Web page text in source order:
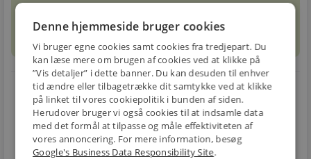
E-MÆRKET
Handle trygt hos
os
local_shipping
BILLIG
FRAGT
Fra 49,00 kr.
restart_alt
30 DAGES
RETUR
Nem returnering
Denne hjemmeside bruger cookies
Vi bruger egne cookies samt cookies fra tredjepart. Du
kan læse mere om brugen af cookies ved at klikke på
”Vis detaljer” i dette banner. Du kan desuden til enhver
tid ændre eller tilbagetrække dit samtykke ved at klikke
på linket til vores cookiepolitik i bunden af siden.
Herudover bruger vi også cookies til at indsamle data
med det formål at tilpasse og måle effektiviteten af
vores annoncering. For mere information, besøg
Google's Business Data Responsibility Site.